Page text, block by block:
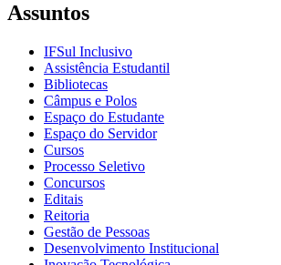
Assuntos
IFSul Inclusivo
Assistência Estudantil
Bibliotecas
Câmpus e Polos
Espaço do Estudante
Espaço do Servidor
Cursos
Processo Seletivo
Concursos
Editais
Reitoria
Gestão de Pessoas
Desenvolvimento Institucional